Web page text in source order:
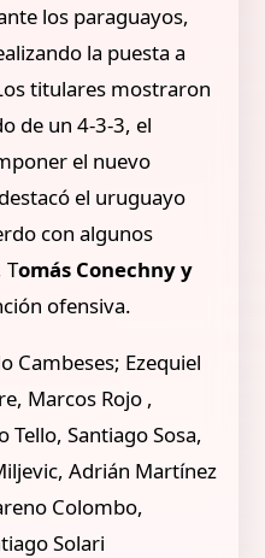
los paraguayos,
la puesta a
titulares mostraron
de un 4-3-3, el
el nuevo
el uruguayo
con algunos
Tomás Conechny y
ofensiva.
Cambeses; Ezequiel
Marcos Rojo ,
Tello, Santiago Sosa,
Adrián Martínez
Colombo,
Solari